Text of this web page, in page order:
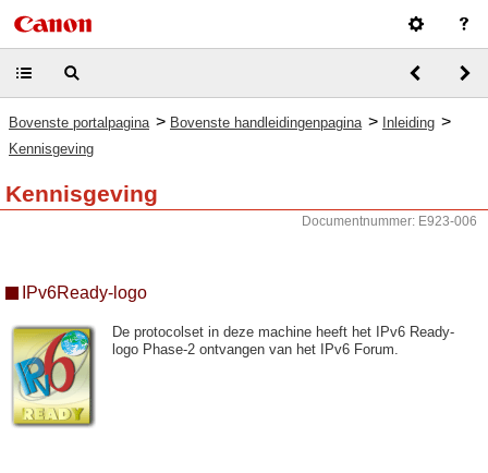
Bovenste portalpagina > Bovenste handleidingenpagina > Inleiding >
Kennisgeving
Kennisgeving
Documentnummer: E923-006
IPv6Ready-logo
De protocolset in deze machine heeft het IPv6 Ready-
logo Phase-2 ontvangen van het IPv6 Forum.